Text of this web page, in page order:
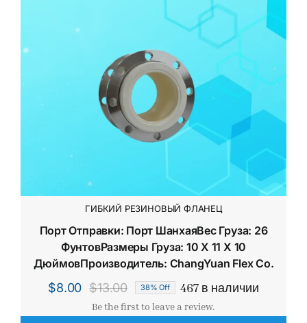
ГИБКИЙ РЕЗИНОВЫЙ ФЛАНЕЦ
Порт Отправки: Порт ШанхаяВес Груза: 26
ФунтовРазмеры Груза: 10 X 11 X 10
ДюймовПроизводитель: ChangYuan Flex Co.
$13.00
Первоначальная
цена
$8.00
Текущая
цена:
38% Off 467 в наличии
Be the first to leave a review.